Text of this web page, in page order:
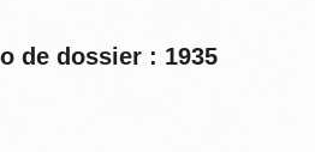
de dossier : 1935